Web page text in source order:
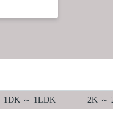
1DK ～ 1LDK 2K ～